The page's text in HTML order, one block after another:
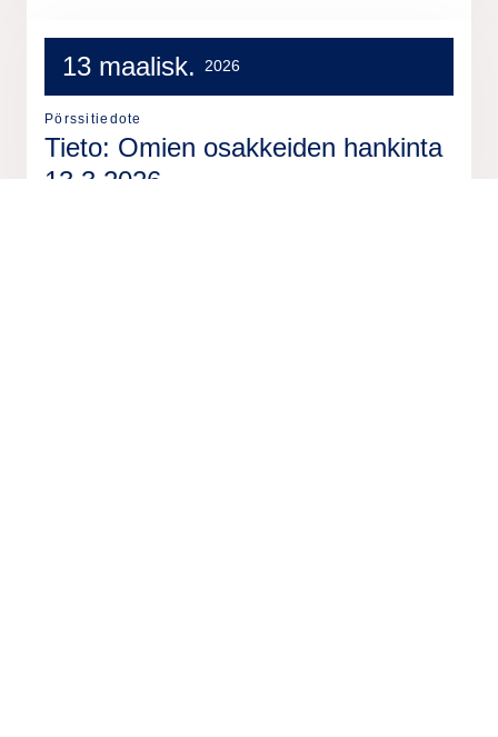
13 maalisk. 2026
Pörssitiedote
Tieto: Omien osakkeiden hankinta
13.3.2026